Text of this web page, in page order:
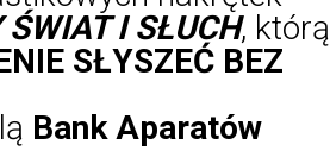
I SŁUCH, którą
SŁYSZEĆ BEZ
Bank Aparatów